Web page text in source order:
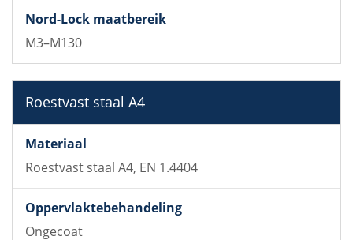
M3–M130
Roestvast staal A4
Roestvast staal A4, EN 1.4404
Ongecoat